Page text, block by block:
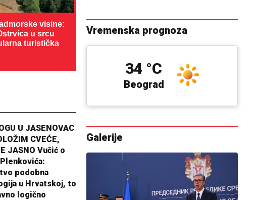
visine:
u srcu
turistička
U JASENOVAC
CVEĆE,
JASNO Vučić o
podobna
u Hrvatskoj, to
logično
Vremenska prognoza
°C
Beograd
34 °C
Galerije